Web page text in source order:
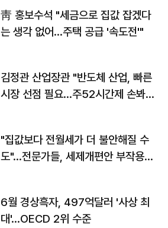
靑 홍보수석 "세금으로 집값 잡겠다
는 생각 없어…주택 공급 '속도전'"
김정관 산업장관 "반도체 산업, 빠른
시장 선점 필요…주52시간제 손봐
"집값보다 전월세가 더 불안해질 수
도"…전문가들, 세제개편안 부작용
6월 경상흑자, 497억달러 '사상 최
대'…OECD 2위 수준